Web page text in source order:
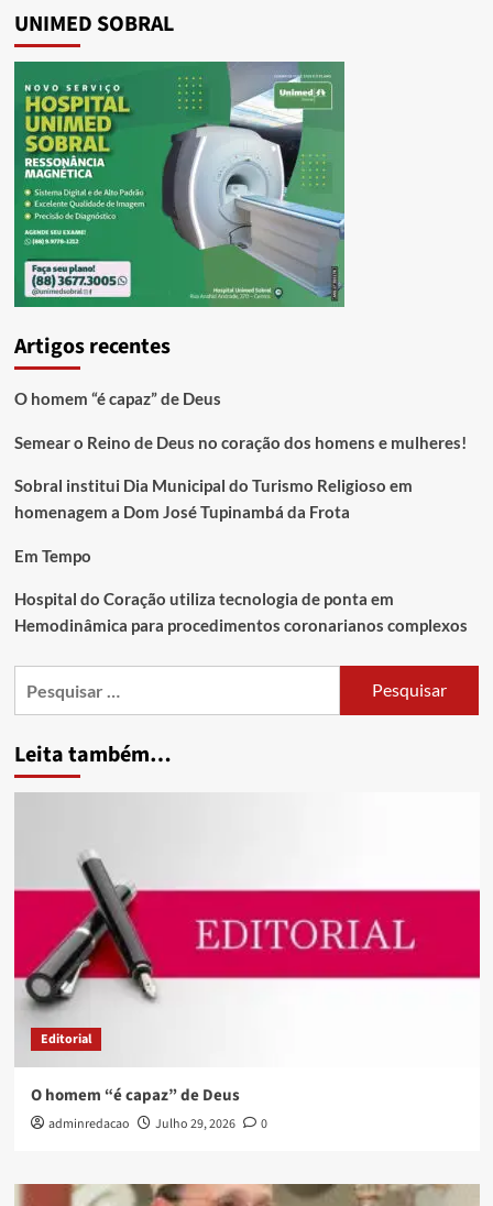
UNIMED SOBRAL
Artigos recentes
O homem “é capaz” de Deus
Semear o Reino de Deus no coração dos homens e mulheres!
Sobral institui Dia Municipal do Turismo Religioso em
homenagem a Dom José Tupinambá da Frota
Em Tempo
Hospital do Coração utiliza tecnologia de ponta em
Hemodinâmica para procedimentos coronarianos complexos
Leita também…
Editorial
O homem “é capaz” de Deus
adminredacao Julho 29, 2026 0